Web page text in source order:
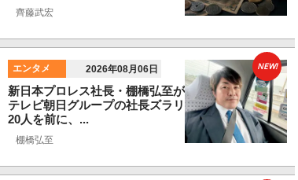
齊藤武宏
エンタメ 2026年08月06日
新日本プロレス社長・棚橋弘至が
テレビ朝日グループの社長ズラリ
20人を前に、...
棚橋弘至
NEW!